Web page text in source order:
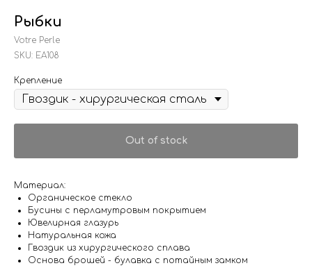
Рыбки
Votre Perle
SKU: EA108
Крепление
Out of stock
Материал:
Органическое стекло
Бусины с перламутровым покрытием
Ювелирная глазурь
Натуральная кожа
Гвоздик из хирургического сплава
Основа брошей - булавка с потайным замком